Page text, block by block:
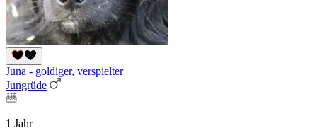
Juna - goldiger, verspielter
Jungrüde
1 Jahr